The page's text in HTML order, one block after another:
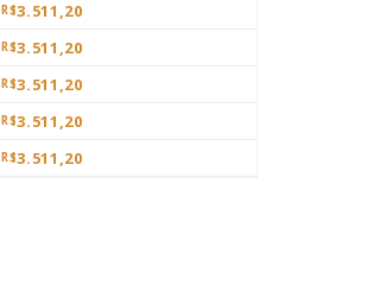
R$3.511,20
R$3.511,20
R$3.511,20
R$3.511,20
R$3.511,20